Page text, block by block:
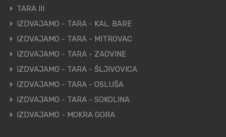
TARA III
IZDVAJAMO - TARA - KAL. BARE
IZDVAJAMO - TARA - MITROVAC
IZDVAJAMO - TARA - ZAOVINE
IZDVAJAMO - TARA - ŠLJIVOVICA
IZDVAJAMO - TARA - OSLUŠA
IZDVAJAMO - TARA - SOKOLINA
IZDVAJAMO - MOKRA GORA